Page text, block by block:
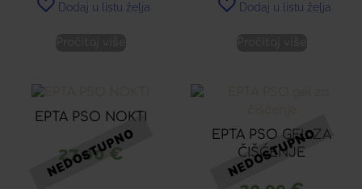
Dodaj u listu želja Dodaj u listu želja
EPTA PSO NOKTI
27,00€
EPTA PSO GEL ZA
ČIŠĆENJE